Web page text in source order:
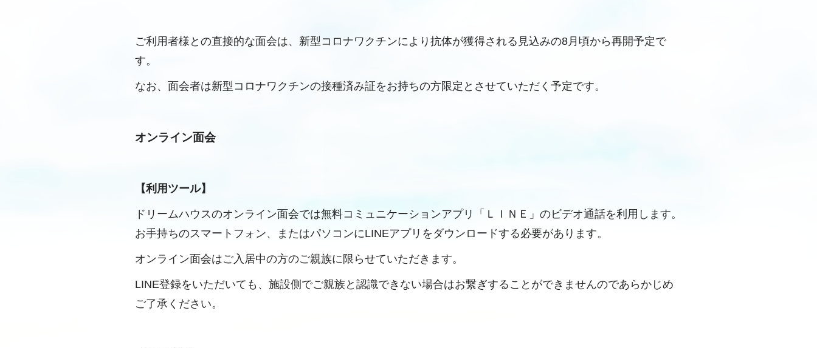
ご利用者様との直接的な面会は、新型コロナワクチンにより抗体が獲得される見込みの8月頃から再開予定で
す。
なお、面会者は新型コロナワクチンの接種済み証をお持ちの方限定とさせていただく予定です。
オンライン面会
【利用ツール】
ドリームハウスのオンライン面会では無料コミュニケーションアプリ「ＬＩＮＥ」のビデオ通話を利用します。
お手持ちのスマートフォン、またはパソコンにLINEアプリをダウンロードする必要があります。
オンライン面会はご入居中の方のご親族に限らせていただきます。
LINE登録をいただいても、施設側でご親族と認識できない場合はお繋ぎすることができませんのであらかじめ
ご了承ください。